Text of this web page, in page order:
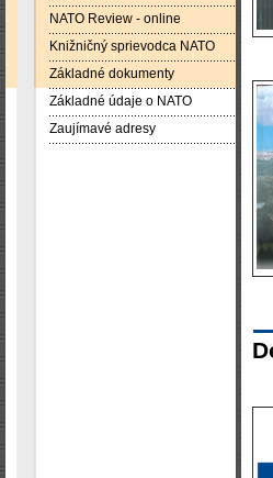
NATO Review - online
Knižničný sprievodca NATO
Základné dokumenty
Základné údaje o NATO
Zaujímavé adresy